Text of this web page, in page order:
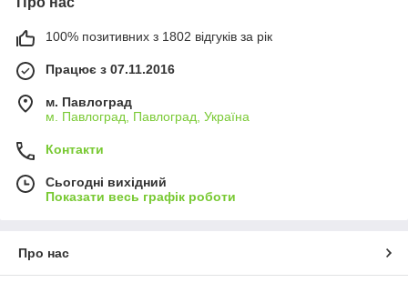
100% позитивних з 1802 відгуків за рік
Працює з 07.11.2016
м. Павлоград
м. Павлоград, Павлоград, Україна
Контакти
Сьогодні вихідний
Показати весь графік роботи
Про нас